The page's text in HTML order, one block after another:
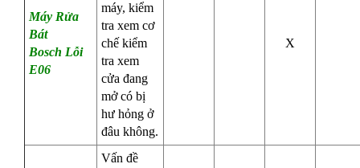
Máy Rửa
Bát
Bosch Lỗi
E06
máy, kiểm
tra xem cơ
chế kiểm
tra xem
cửa đang
mở có bị
hư hỏng ở
đâu không.
X
Vấn đề